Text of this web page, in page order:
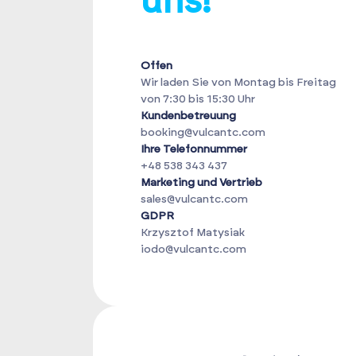
Offen
Wir laden Sie von Montag bis Freitag
von 7:30 bis 15:30 Uhr
Kundenbetreuung
booking@vulcantc.com
Ihre Telefonnummer
+48 538 343 437
Marketing und Vertrieb
sales@vulcantc.com
GDPR
Krzysztof Matysiak
iodo@vulcantc.com